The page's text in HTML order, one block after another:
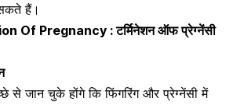
हैं।
Of Pregnancy : टर्मिनेशन ऑफ प्रेग्नेंसी
से जान चुके होंगे किफिंगरिंग और प्रेग्नेंसी में